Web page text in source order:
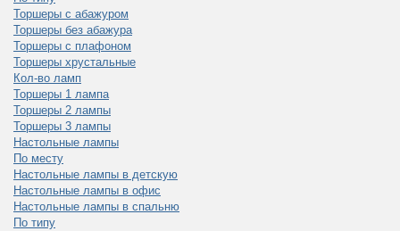
Торшеры с абажуром
Торшеры без абажура
Торшеры с плафоном
Торшеры хрустальные
Кол-во ламп
Торшеры 1 лампа
Торшеры 2 лампы
Торшеры 3 лампы
Настольные лампы
По месту
Настольные лампы в детскую
Настольные лампы в офис
Настольные лампы в спальню
По типу